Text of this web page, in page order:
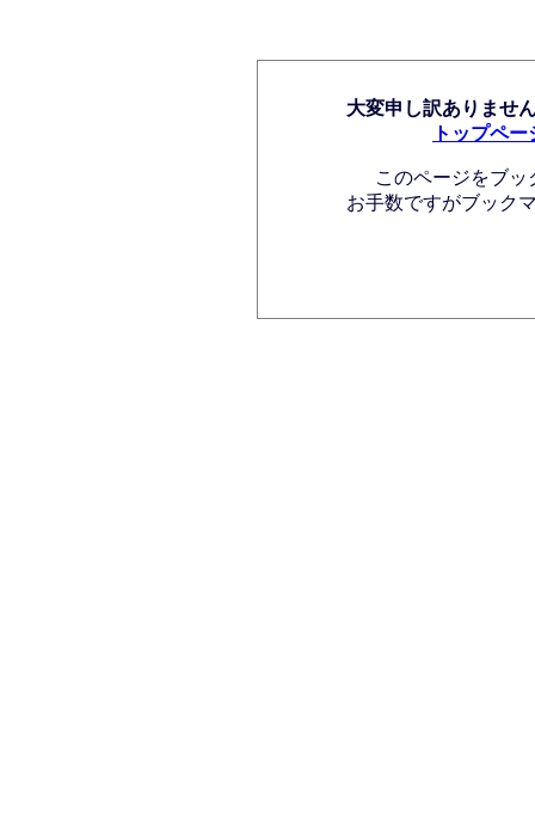
大変申し訳ありませ
トップペー
このページをブ
お手数ですがブック